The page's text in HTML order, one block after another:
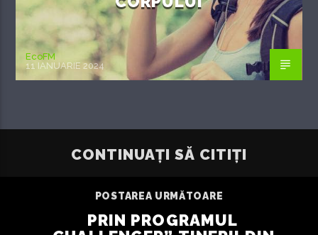
EcoFM
11 IANUARIE 2024
CONTINUAȚI SĂ CITIȚI
POSTAREA URMĂTOARE
PRIN PROGRAMUL